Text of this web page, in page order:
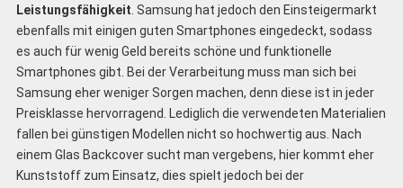
Leistungsfähigkeit . Samsung hat jedoch den Einsteigermarkt
ebenfalls mit einigen guten Smartphones eingedeckt, sodass
es auch für wenig Geld bereits schöne und funktionelle
Smartphones gibt. Bei der Verarbeitung muss man sich bei
Samsung eher weniger Sorgen machen, denn diese ist in jeder
Preisklasse hervorragend. Lediglich die verwendeten Materialien
fallen bei günstigen Modellen nicht so hochwertig aus. Nach
einem Glas Backcover sucht man vergebens, hier kommt eher
Kunststoff zum Einsatz, dies spielt jedoch bei der